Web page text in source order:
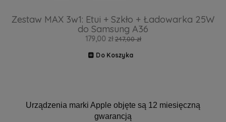
Zestaw MAX 3w1: Etui + Szkło + Ładowarka 25W
do Samsung A36
179,00 zł 247,00 zł
Do Koszyka
Urządzenia marki Apple objęte są 12 miesięczną
gwarancją